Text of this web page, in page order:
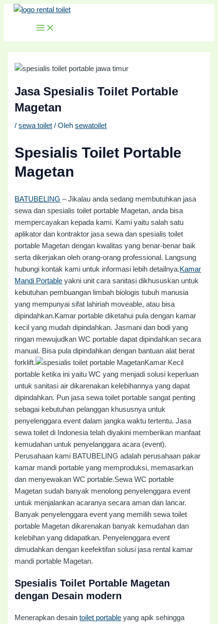
Lewati
MAIN
MENU
Jasa Spesialis Toilet Portable
Magetan
/sewa toilet / Olehsewatoilet
Spesialis Toilet Portable
Magetan
BATUBELING – Jikalau anda sedang membutuhkan jasa
sewa dan spesialis toilet portable Magetan, anda bisa
mempercayakan kepada kami. Kami yaitu salah satu
aplikator dan kontraktor jasa sewa dan spesialis toilet
portable Magetan dengan kwalitas yang benar-benar baik
serta dikerjakan oleh orang-orang professional. Langsung
hubungi kontak kami untuk informasi lebih detailnya.Kamar
Mandi Portable yakni unit cara sanitasi dikhususkan untuk
kebutuhan pembuangan limbah biologis tubuh manusia
yang mempunyai sifat lahiriah moveable, atau bisa
dipindahkan.Kamar portable diketahui pula dengan kamar
kecil yang mudah dipindahkan. Jasmani dan bodi yang
ringan mewujudkan WC portable dapat dipindahkan secara
manual. Bisa pula dipindahkan dengan bantuan alat berat
forklift.
Kamar Kecil
portable ketika ini yaitu WC yang menjadi solusi keperluan
untuk sanitasi air dikarenakan kelebihannya yang dapat
dipindahkan. Pun jasa sewa toilet portable sangat penting
sebagai kebutuhan pelanggan khususnya untuk
penyelenggara event dalam jangka waktu tertentu. Jasa
sewa toilet di Indonesia telah diyakini memberikan manfaat
kemudahan untuk penyelanggara acara (event).
Perusahaan kami BATUBELING adalah perusahaan pakar
kamar mandi portable yang memproduksi, memasarkan
dan menyewakan WC portable.Sewa WC portable
Magetan sudah banyak menolong penyelenggara event
untuk menjalankan acaranya secara aman dan lancar.
Banyak penyelenggara event yang memilih sewa toilet
portable Magetan dikarenakan banyak kemudahan dan
kelebihan yang didapatkan. Penyelenggara event
dimudahkan dengan keefektifan solusi jasa rental kamar
mandi portable Magetan.
Spesialis Toilet Portable Magetan
dengan Desain modern
Menerapkan desaintoilet portable yang apik sehingga
Post